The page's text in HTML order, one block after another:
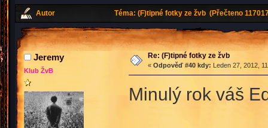
Autor Téma: (F)tipné fotky ze žvb (Přečteno
Jeremy
Klub ŽvB
Re: (F)tipné fotky ze žvb
« Odpověď #40 kdy: Leden 27, 2012,
Minulý rok váš